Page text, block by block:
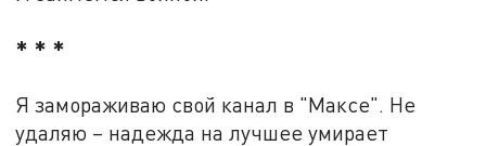
* * *
Я замораживаю свой канал в "Максе". Не
удаляю – надежда на лучшее умирает